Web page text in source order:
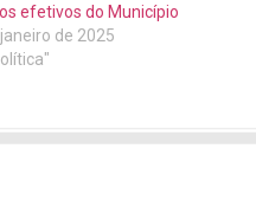
efetivos do Município
de 2025